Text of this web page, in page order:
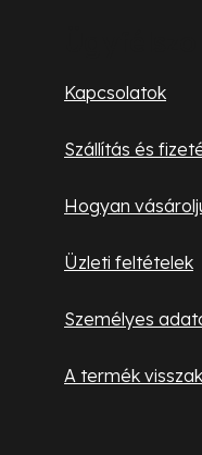
Kapcsolatok
Szállítás és
Hogyan
Üzleti feltételek
Személyes
A termék